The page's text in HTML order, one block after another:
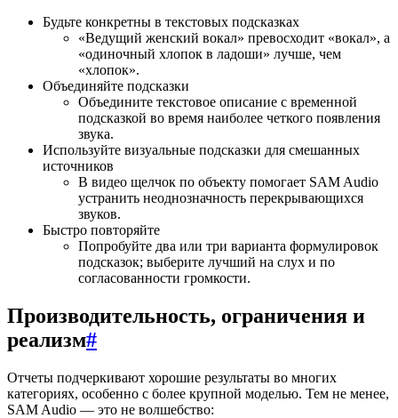
Будьте конкретны в текстовых подсказках
«Ведущий женский вокал» превосходит «вокал», а
«одиночный хлопок в ладоши» лучше, чем
«хлопок».
Объединяйте подсказки
Объедините текстовое описание с временной
подсказкой во время наиболее четкого появления
звука.
Используйте визуальные подсказки для смешанных
источников
В видео щелчок по объекту помогает SAM Audio
устранить неоднозначность перекрывающихся
звуков.
Быстро повторяйте
Попробуйте два или три варианта формулировок
подсказок; выберите лучший на слух и по
согласованности громкости.
Производительность, ограничения и
реализм#
Отчеты подчеркивают хорошие результаты во многих
категориях, особенно с более крупной моделью. Тем не менее,
SAM Audio — это не волшебство: